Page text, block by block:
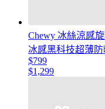
Chewy 冰絲涼感
冰感黑科技超薄
$799
$1,299